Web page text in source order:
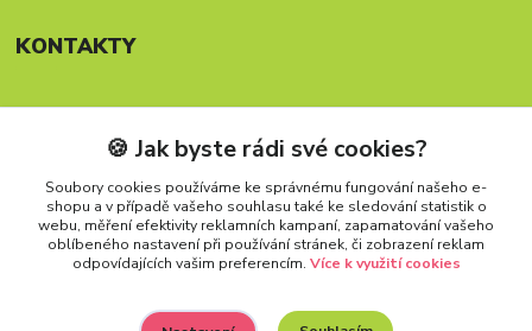
KONTAKTY
Telefon: +420 777 288 882
Provozní doba Po-Pá, 8-15:30 hod.
info@carforkids.cz
🍪 Jak byste rádi své cookies?
Soubory cookies používáme ke správnému fungování našeho e-
shopu a v případě vašeho souhlasu také ke sledování statistik o
webu, měření efektivity reklamních kampaní, zapamatování vašeho
oblíbeného nastavení při používání stránek, či zobrazení reklam
odpovídajících vašim preferencím. Více k využití cookies